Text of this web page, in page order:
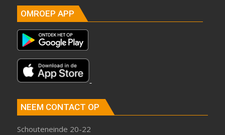
OMROEP APP
NEEM CONTACT OP
Schouteneinde 20-22